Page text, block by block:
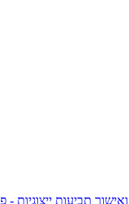
תביעות ייצוגיות -